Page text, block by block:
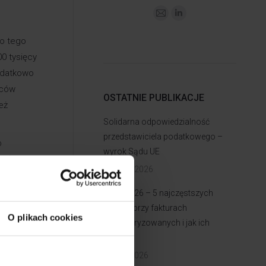
O plikach cookies
tego
tysięcy
3
OSTATNIE PUBLIKACJE
Solidarna odpowiedzialność
przedstawiciela podatkowego –
wyrok Sądu UE
14 lipca 2026
KSeF 2026 – 5 najczęstszych
błędów przy fakturach
ustrukturyzowanych i jak ich
uniknąć
2 lipca 2026